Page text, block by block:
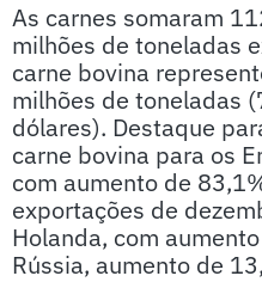
As carnes somaram
milhões de toneladas
carne bovina
milhões de toneladas
dólares). Destaque
carne bovina para os
com aumento de
exportações de
Holanda, com
Rússia, aumento de